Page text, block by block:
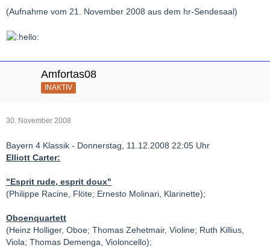
(Aufnahme vom 21. November 2008 aus dem hr-Sendesaal)
Amfortas08
INAKTIV
30. November 2008
Bayern 4 Klassik - Donnerstag, 11.12.2008 22:05 Uhr
Elliott Carter:
"Esprit rude, esprit doux"
(Philippe Racine, Flöte; Ernesto Molinari, Klarinette);
Oboenquartett
(Heinz Holliger, Oboe; Thomas Zehetmair, Violine; Ruth Killius,
Viola; Thomas Demenga, Violoncello);